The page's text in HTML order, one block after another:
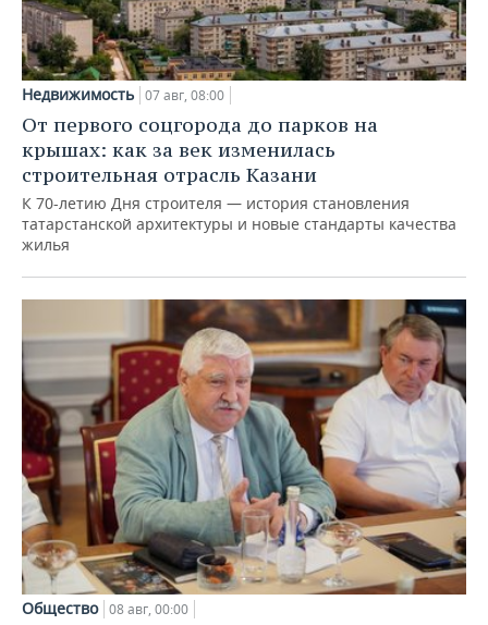
Недвижимость 07 авг, 08:00
От первого соцгорода до парков на
крышах: как за век изменилась
строительная отрасль Казани
К 70-летию Дня строителя — история становления
татарстанской архитектуры и новые стандарты качества
жилья
Общество 08 авг, 00:00